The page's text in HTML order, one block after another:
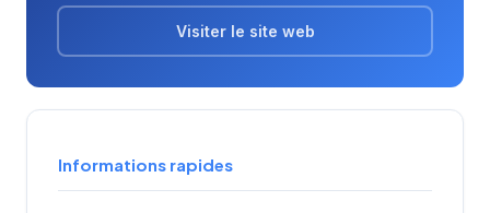
Visiter le site web
Informations rapides